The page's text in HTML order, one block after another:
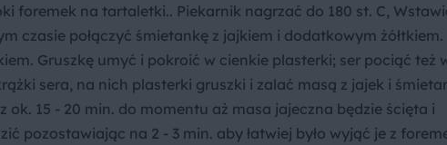
foremek na tartaletki.. Piekarnik nagrzać do 180 st. C,
czasie połączyć śmietankę z jajkiem i dodatkowym żółtkiem.
Gruszkę umyć i pokroić w cienkie plasterki; ser pociąć też
sera, na nich plasterki gruszki i zalać masą z jajek i
15 - 20 min. do momentu aż masa jajeczna będzie ścięta i
pozostawiając na 2 - 3 min. aby łatwiej było wyjąć je z